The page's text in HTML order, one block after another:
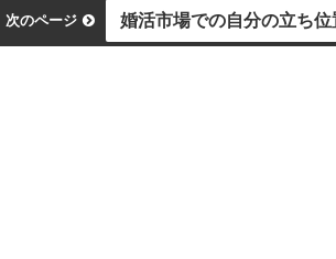
次のページ 婚活市場での自分の立ち位